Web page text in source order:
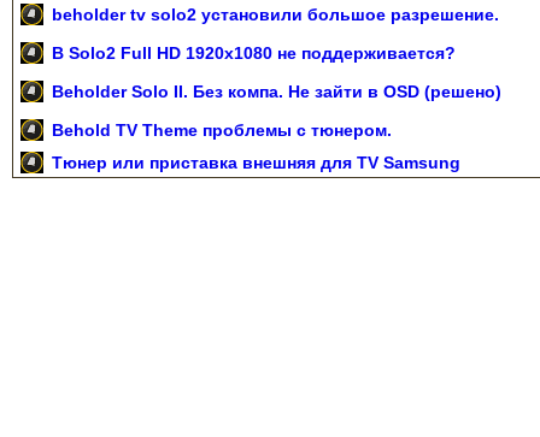
beholder tv solo2 установили большое разрешение.
В Solo2 Full HD 1920x1080 не поддерживается?
Beholder Solo II. Без компа. Не зайти в OSD (решено)
Behold TV Theme проблемы с тюнером.
Тюнер или приставка внешняя для TV Samsung